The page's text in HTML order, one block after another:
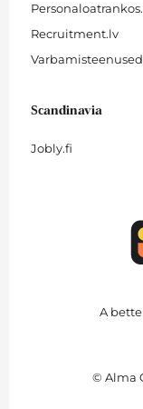
Recruitment.lv
Scandinavia
Jobly.fi
A
© Alma